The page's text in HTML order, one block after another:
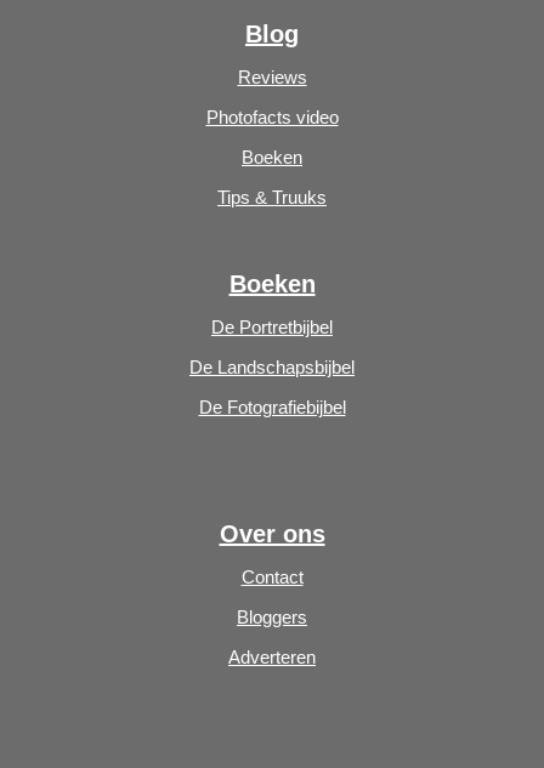
Blog
Reviews
Photofacts video
Boeken
Tips & Truuks
Boeken
De Portretbijbel
De Landschapsbijbel
De Fotografiebijbel
Over ons
Contact
Bloggers
Adverteren